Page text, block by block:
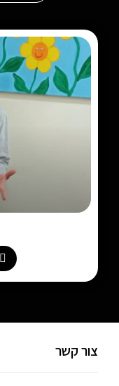
צור קשר